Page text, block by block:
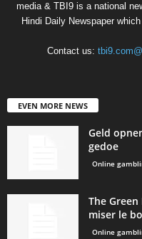
media & TBI9 is a national
Hindi Daily Newspaper
Contact us:
EVEN MORE NEWS
Geld
gedoe
Online
The
miser le
Online